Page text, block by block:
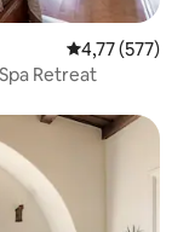
4,77 de uma
4,77 (577)
Retreat